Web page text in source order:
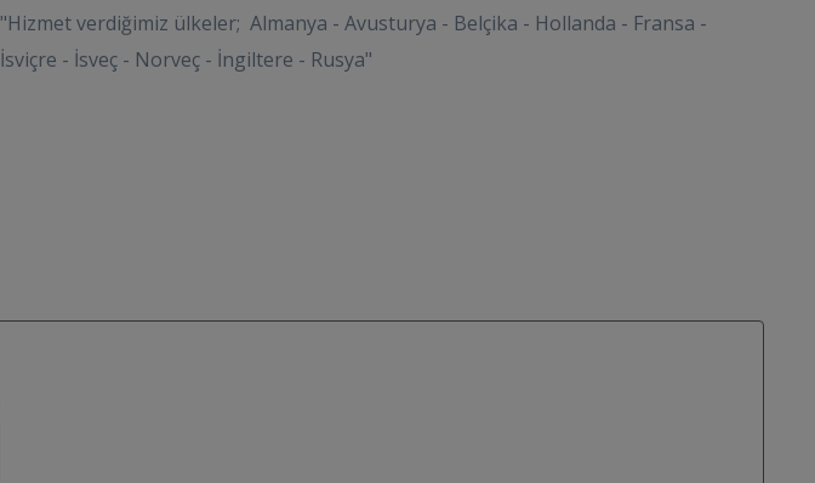
"Hizmet verdiğimiz ülkeler; Almanya - Avusturya - Belçika - Hollanda - Fransa -
İsviçre - İsveç - Norveç - İngiltere - Rusya"